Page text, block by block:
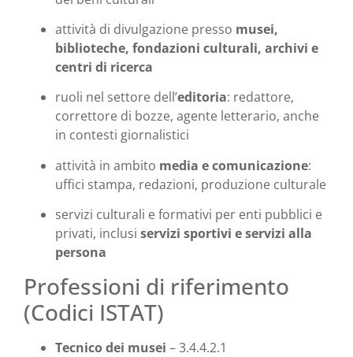
attività di divulgazione presso musei,
biblioteche, fondazioni culturali, archivi e
centri di ricerca
ruoli nel settore dell’editoria: redattore,
correttore di bozze, agente letterario, anche
in contesti giornalistici
attività in ambito media e comunicazione:
uffici stampa, redazioni, produzione culturale
servizi culturali e formativi per enti pubblici e
privati, inclusi servizi sportivi e servizi alla
persona
Professioni di riferimento
(Codici ISTAT)
Tecnico dei musei – 3.4.4.2.1